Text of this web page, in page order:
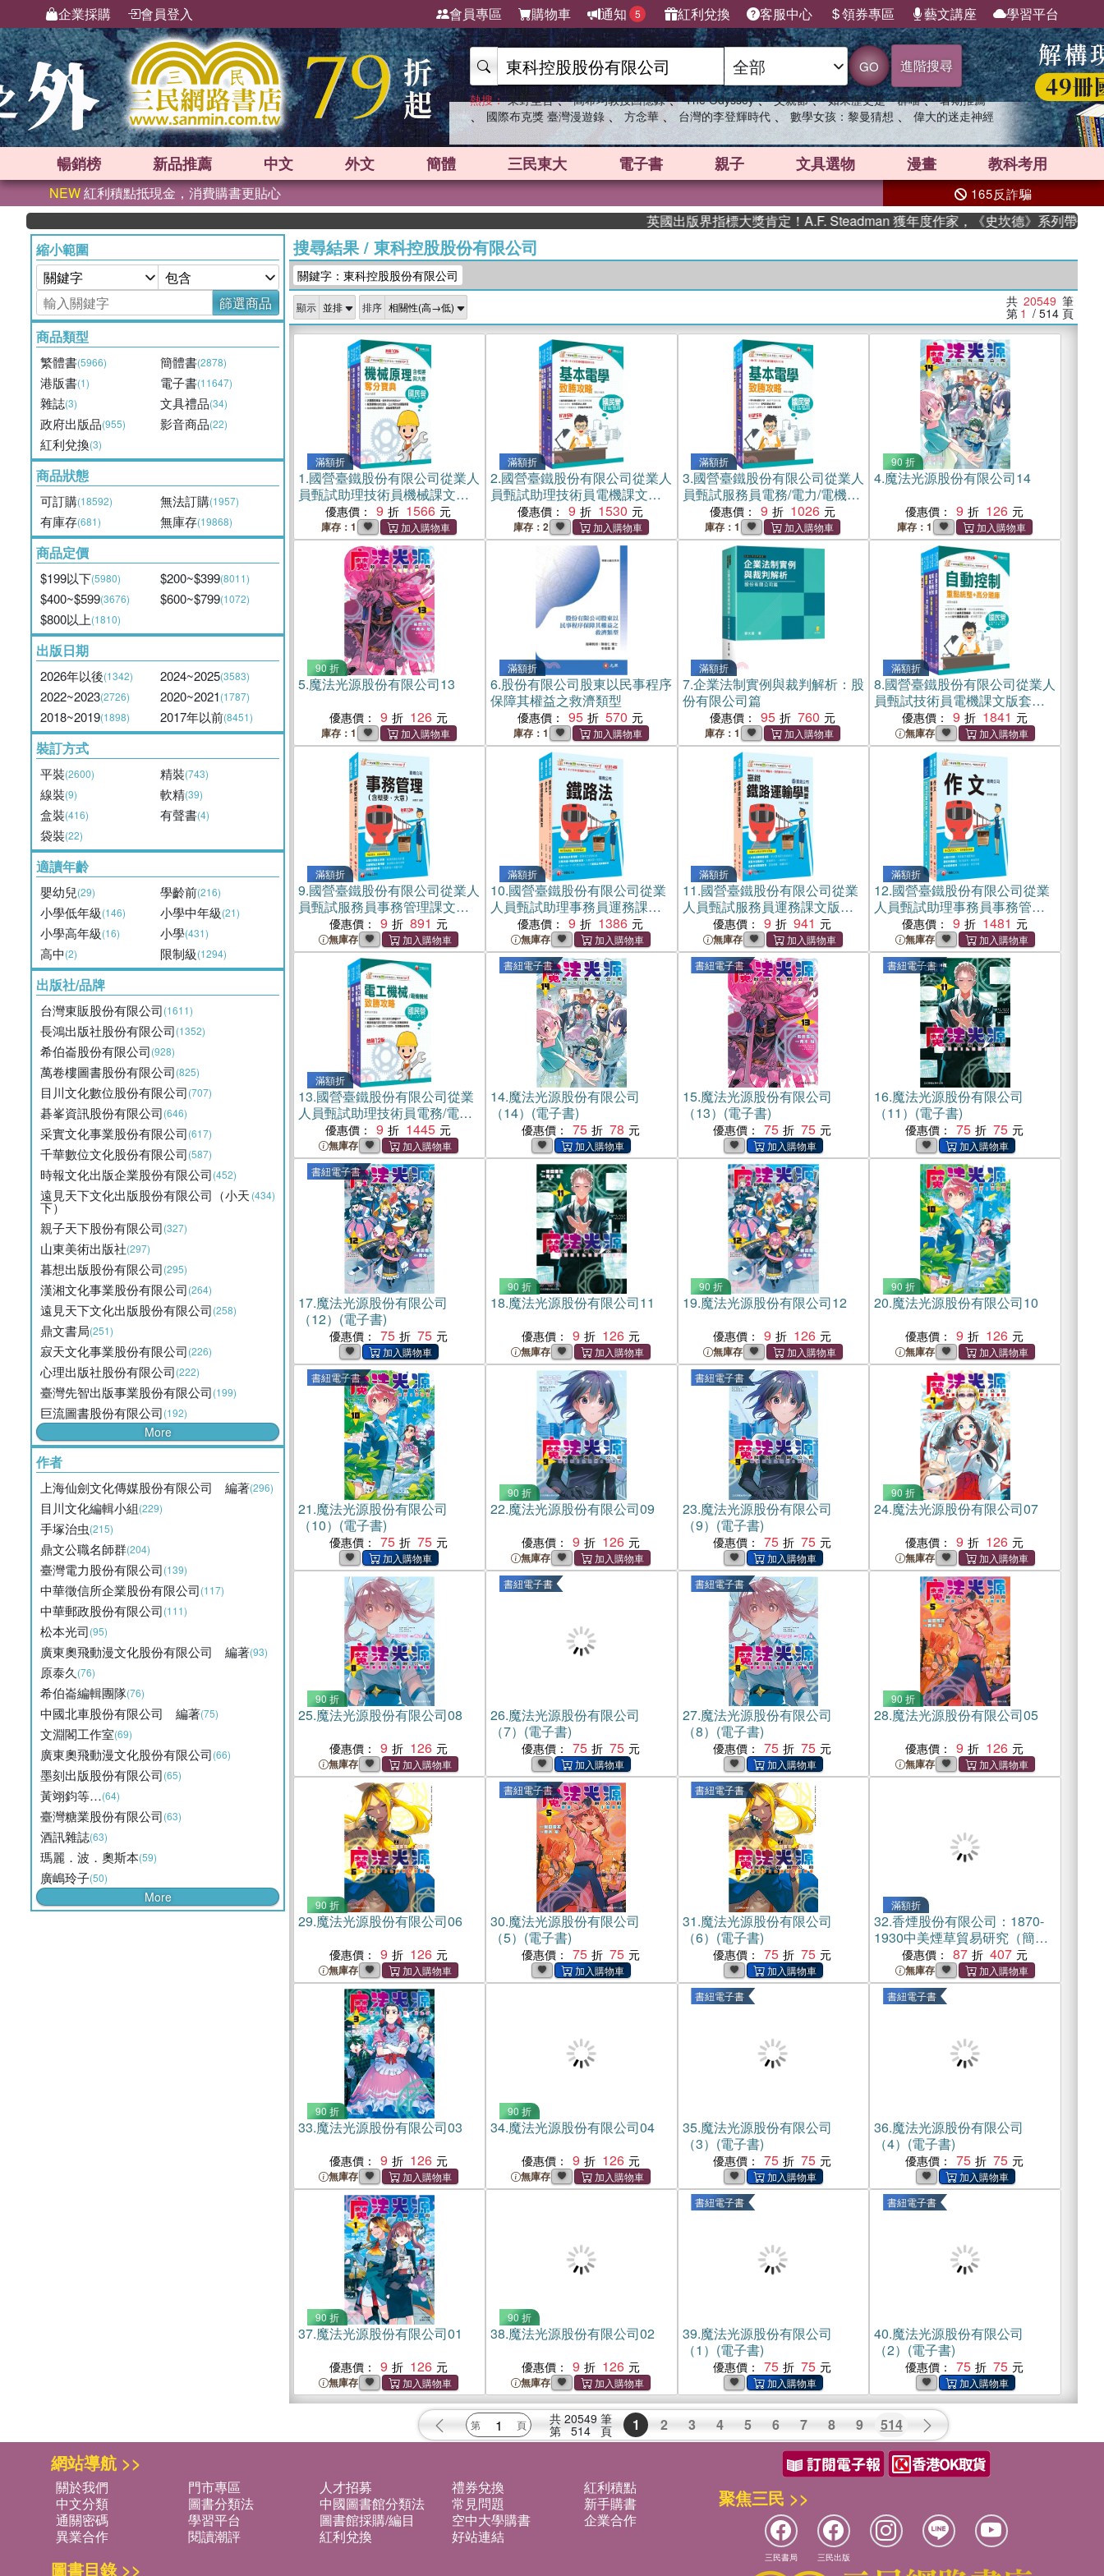
企業採購 會員登入 會員專區 購物車 通知 5 紅利兌換 客服中心 領券專區 藝文講座 學習平台
GO 進階搜尋
熱搜： 東野圭吾 、 高希均教授回憶錄 、 The Odyssey 、 父親節 、 如果歷史是一群喵 、 暑期推薦
、 國際布克獎 臺灣漫遊錄 、 方念華 、 台灣的李登輝時代 、 數學女孩：黎曼猜想 、 偉大的迷走神經
暢銷榜 新品推薦 中文 外文 簡體 三民東大 電子書 親子 文具選物 漫畫 教科考用
NEW紅利積點抵現金，消費購書更貼心 165反詐騙
英國出版界指標大獎肯定！A.F. Steadman 獲年度作家，《史坎德》系列帶你踏上熱血奇
縮小範圍
篩選商品
商品類型
繁體書(5966) 簡體書(2878)
港版書(1) 電子書(11647)
雜誌(3) 文具禮品(34)
政府出版品(955) 影音商品(22)
紅利兌換(3)
商品狀態
可訂購(18592) 無法訂購(1957)
有庫存(681) 無庫存(19868)
商品定價
$199以下(5980) $200~$399(8011)
$400~$599(3676) $600~$799(1072)
$800以上(1810)
出版日期
2026年以後(1342) 2024~2025(3583)
2022~2023(2726) 2020~2021(1787)
2018~2019(1898) 2017年以前(8451)
裝訂方式
平裝(2600) 精裝(743)
線裝(9) 軟精(39)
盒裝(416) 有聲書(4)
袋裝(22)
適讀年齡
嬰幼兒(29) 學齡前(216)
小學低年級(146) 小學中年級(21)
小學高年級(16) 小學(431)
高中(2) 限制級(1294)
出版社/品牌
台灣東販股份有限公司(1611)
長鴻出版社股份有限公司(1352)
希伯崙股份有限公司(928)
萬卷樓圖書股份有限公司(825)
目川文化數位股份有限公司(707)
碁峯資訊股份有限公司(646)
采實文化事業股份有限公司(617)
千華數位文化股份有限公司(587)
時報文化出版企業股份有限公司(452)
遠見天下文化出版股份有限公司（小天
下）
(434)
親子天下股份有限公司(327)
山東美術出版社(297)
暮想出版股份有限公司(295)
漢湘文化事業股份有限公司(264)
遠見天下文化出版股份有限公司(258)
鼎文書局(251)
寂天文化事業股份有限公司(226)
心理出版社股份有限公司(222)
臺灣先智出版事業股份有限公司(199)
巨流圖書股份有限公司(192)
More
作者
上海仙劍文化傳媒股份有限公司 編著(296)
目川文化編輯小組(229)
手塚治虫(215)
鼎文公職名師群(204)
臺灣電力股份有限公司(139)
中華徵信所企業股份有限公司(117)
中華郵政股份有限公司(111)
松本光司(95)
廣東奧飛動漫文化股份有限公司 編著(93)
原泰久 (76)
希伯崙編輯團隊(76)
中國北車股份有限公司 編著(75)
文淵閣工作室(69)
廣東奧飛動漫文化股份有限公司(66)
墨刻出版股份有限公司(65)
黃翊鈞等…(64)
臺灣糖業股份有限公司(63)
酒訊雜誌(63)
瑪麗．波．奧斯本(59)
廣嶋玲子(50)
More
搜尋結果/ 東科控股股份有限公司
關鍵字：東科控股股份有限公司
顯示 排序 共 20549 筆
第 1 / 514 頁
滿額折
1.國營臺鐵股份有限公司從業人
員甄試助理技術員機械課文版
套書（共三冊）
優惠價： 9 1566
庫存：1
滿額折
2.國營臺鐵股份有限公司從業人
員甄試助理技術員電機課文版
套書（三冊）
優惠價： 9 1530
庫存：2
滿額折
3.國營臺鐵股份有限公司從業人
員甄試服務員電務/電力/電機課
文版套書（共二冊）
優惠價： 9 1026
庫存：1
90 折
4.魔法光源股份有限公司14
優惠價： 9 126
庫存：1
90 折
5.魔法光源股份有限公司13
優惠價： 9 126
庫存：1
滿額折
6.股份有限公司股東以民事程序
保障其權益之救濟類型
優惠價： 95 570
庫存：1
滿額折
7.企業法制實例與裁判解析：股
份有限公司篇
優惠價： 95 760
庫存：1
滿額折
8.國營臺鐵股份有限公司從業人
員甄試技術員電機課文版套書
（共四冊）
優惠價： 9 1841
無庫存
滿額折
9.國營臺鐵股份有限公司從業人
員甄試服務員事務管理課文版
套書（共二冊）
優惠價： 9 891
無庫存
滿額折
10.國營臺鐵股份有限公司從業
人員甄試助理事務員運務課文
版套書（共三冊）
優惠價： 9 1386
無庫存
滿額折
11.國營臺鐵股份有限公司從業
人員甄試服務員運務課文版套
書（共二冊）
優惠價： 9 941
無庫存
滿額折
12.國營臺鐵股份有限公司從業
人員甄試助理事務員事務管理
課文版套書（共三冊）
優惠價： 9 1481
無庫存
滿額折
13.國營臺鐵股份有限公司從業
人員甄試助理技術員電務/電力
課文版套書（共三冊）
優惠價： 9 1445
無庫存
書紐電子書
14.魔法光源股份有限公司
（14）(電子書)
優惠價： 75 78
書紐電子書
15.魔法光源股份有限公司
（13）(電子書)
優惠價： 75 75
書紐電子書
16.魔法光源股份有限公司
（11）(電子書)
優惠價： 75 75
書紐電子書
17.魔法光源股份有限公司
（12）(電子書)
優惠價： 75 75
90 折
18.魔法光源股份有限公司11
優惠價： 9 126
無庫存
90 折
19.魔法光源股份有限公司12
優惠價： 9 126
無庫存
90 折
20.魔法光源股份有限公司10
優惠價： 9 126
無庫存
書紐電子書
21.魔法光源股份有限公司
（10）(電子書)
優惠價： 75 75
90 折
22.魔法光源股份有限公司09
優惠價： 9 126
無庫存
書紐電子書
23.魔法光源股份有限公司
（9）(電子書)
優惠價： 75 75
90 折
24.魔法光源股份有限公司07
優惠價： 9 126
無庫存
90 折
25.魔法光源股份有限公司08
優惠價： 9 126
無庫存
書紐電子書
26.魔法光源股份有限公司
（7）(電子書)
優惠價： 75 75
書紐電子書
27.魔法光源股份有限公司
（8）(電子書)
優惠價： 75 75
90 折
28.魔法光源股份有限公司05
優惠價： 9 126
無庫存
90 折
29.魔法光源股份有限公司06
優惠價： 9 126
無庫存
書紐電子書
30.魔法光源股份有限公司
（5）(電子書)
優惠價： 75 75
書紐電子書
31.魔法光源股份有限公司
（6）(電子書)
優惠價： 75 75
滿額折
32.香煙股份有限公司：1870-
1930中美煙草貿易研究（簡體
優惠價： 87 407
無庫存
90 折
33.魔法光源股份有限公司03
優惠價： 9 126
無庫存
90 折
34.魔法光源股份有限公司04
優惠價： 9 126
無庫存
書紐電子書
35.魔法光源股份有限公司
（3）(電子書)
優惠價： 75 75
書紐電子書
36.魔法光源股份有限公司
（4）(電子書)
優惠價： 75 75
90 折
37.魔法光源股份有限公司01
優惠價： 9 126
無庫存
90 折
38.魔法光源股份有限公司02
優惠價： 9 126
無庫存
書紐電子書
39.魔法光源股份有限公司
（1）(電子書)
優惠價： 75 75
書紐電子書
40.魔法光源股份有限公司
（2）(電子書)
優惠價： 75 75
共 20549 筆
第 514 頁 1 2 3 4 5 6 7 8 9 514
網站導航 >>
關於我們 門市專區 人才招募 禮券兌換
紅利積點
中文分類
圖書分類法 中國圖書館分類法 常見問題
新手購書
通關密碼
學習平台 圖書館採購/編目 空中大學購書
企業合作
異業合作
閱讀潮評 紅利兌換 好站連結
圖書目錄 >>
聚焦三民 >>
三民書局 三民出版